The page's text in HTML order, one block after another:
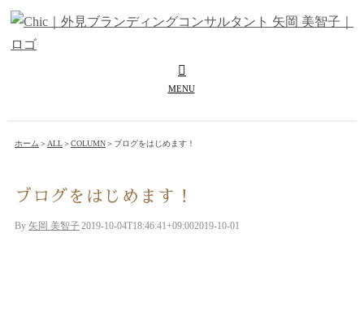
Skip
to
ホーム ＞ ALL＞COLUMN＞ ブログをはじめます！
ブログをはじめます！
By 矢岡 美智子2019-10-04T18:46:41+09:002019-10-01